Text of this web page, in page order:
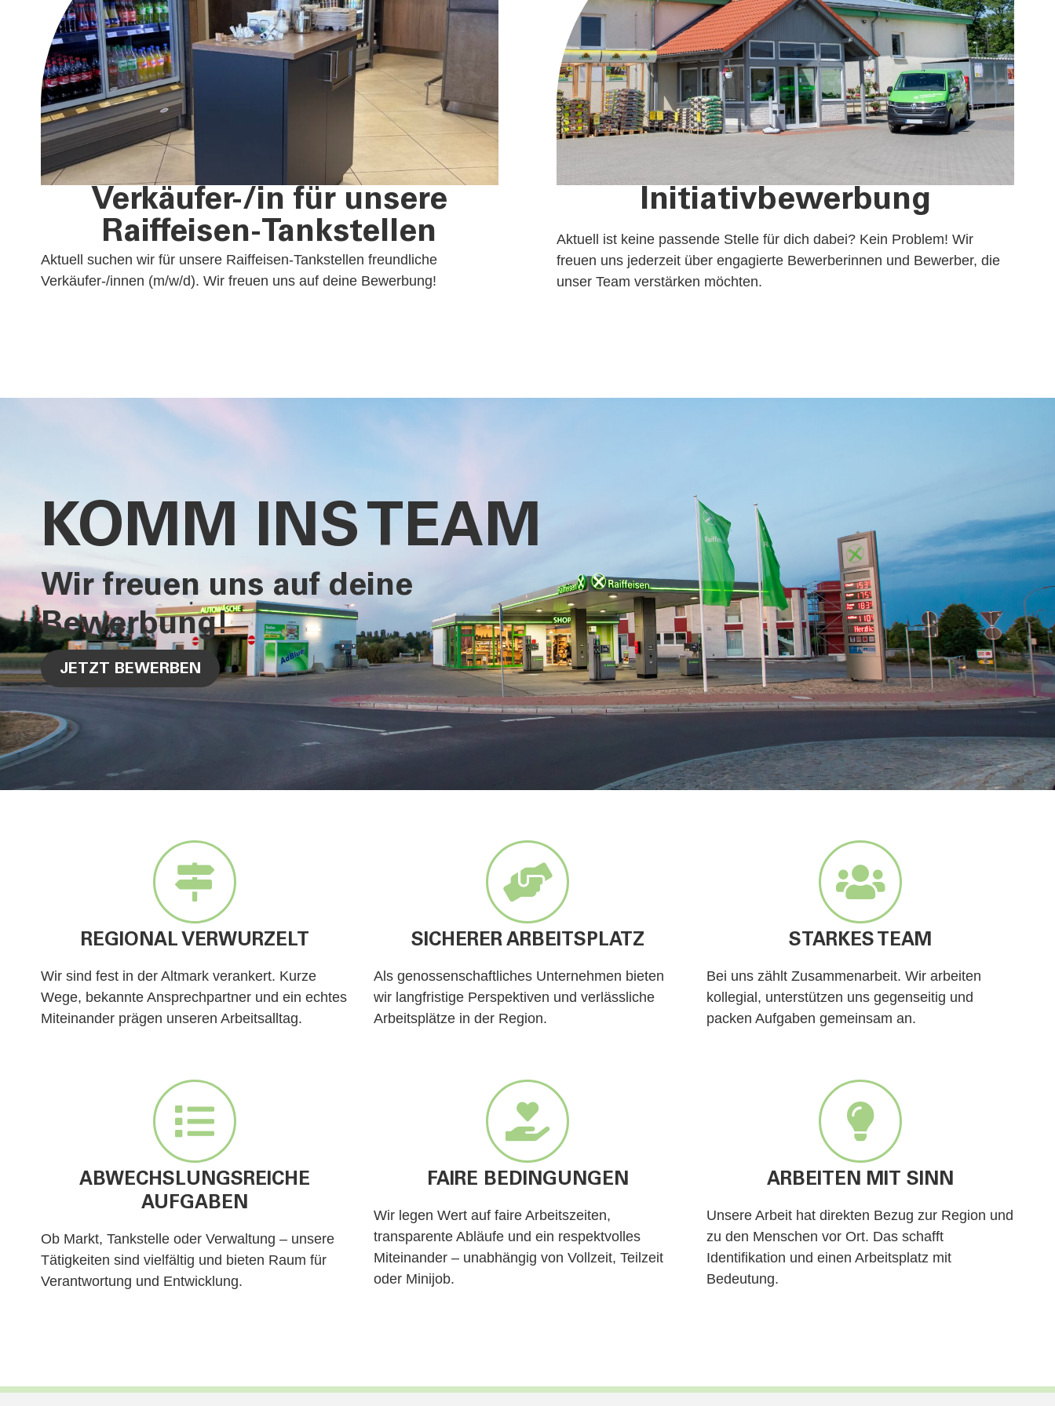
Verkäufer-/in für unsere
Raiffeisen-Tankstellen
Aktuell suchen wir für unsere Raiffeisen-Tankstellen freundliche
Verkäufer-/innen (m/w/d). Wir freuen uns auf deine Bewerbung!
Initiativbewerbung
Aktuell ist keine passende Stelle für dich dabei? Kein Problem! Wir
freuen uns jederzeit über engagierte Bewerberinnen und Bewerber, die
unser Team verstärken möchten.
KOMM INS TEAM
Wir freuen uns auf deine
Bewerbung!
JETZT BEWERBEN
REGIONAL VERWURZELT
Wir sind fest in der Altmark verankert. Kurze
Wege, bekannte Ansprechpartner und ein echtes
Miteinander prägen unseren Arbeitsalltag.
SICHERER ARBEITSPLATZ
Als genossenschaftliches Unternehmen bieten
wir langfristige Perspektiven und verlässliche
Arbeitsplätze in der Region.
STARKES TEAM
Bei uns zählt Zusammenarbeit. Wir arbeiten
kollegial, unterstützen uns gegenseitig und
packen Aufgaben gemeinsam an.
ABWECHSLUNGSREICHE
AUFGABEN
Ob Markt, Tankstelle oder Verwaltung – unsere
Tätigkeiten sind vielfältig und bieten Raum für
Verantwortung und Entwicklung.
FAIRE BEDINGUNGEN
Wir legen Wert auf faire Arbeitszeiten,
transparente Abläufe und ein respektvolles
Miteinander – unabhängig von Vollzeit, Teilzeit
oder Minijob.
ARBEITEN MIT SINN
Unsere Arbeit hat direkten Bezug zur Region und
zu den Menschen vor Ort. Das schafft
Identifikation und einen Arbeitsplatz mit
Bedeutung.